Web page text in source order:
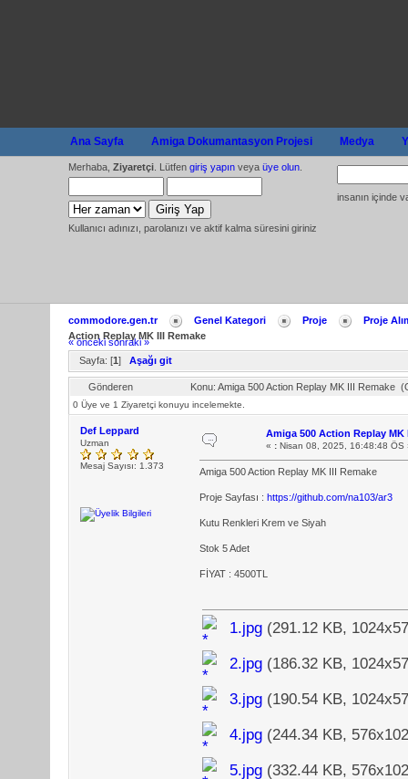
Ana Sayfa Amiga Dokumantasyon Projesi Medya
Merhaba, Ziyaretçi . Lütfen giriş yapın veya üye olun
Kullanıcı adınızı, parolanızı ve aktif kalma süresini giriniz
insanın içinde
commodore.gen.tr Genel Kategori Proje
Proje
Action Replay MK III Remake
« önceki sonraki »
Sayfa: [1] Aşağı git
Gönderen Konu: Amiga 500 Action Replay MK III Remake
0 Üye ve 1 Ziyaretçi konuyu incelemekte.
Def Leppard
Uzman
Mesaj Sayısı: 1.373
Amiga 500 Action Replay MK
« :Nisan 08, 2025, 16:48:48 ÖS
Amiga 500 Action Replay MK III Remake
Proje Sayfası : https://github.com/na103/ar3
Kutu Renkleri Krem ve Siyah
Stok 5 Adet
FİYAT : 4500TL
1.jpg (291.12 KB,
2.jpg (186.32 KB,
3.jpg (190.54 KB,
4.jpg (244.34 KB,
5.jpg (332.44 KB,